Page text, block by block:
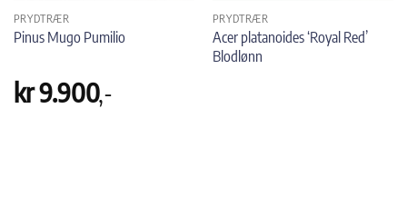
PRYDTRÆR
Pinus Mugo Pumilio
kr9.900,-
PRYDTRÆR
Acer platanoides ‘Royal Red’
Blodlønn